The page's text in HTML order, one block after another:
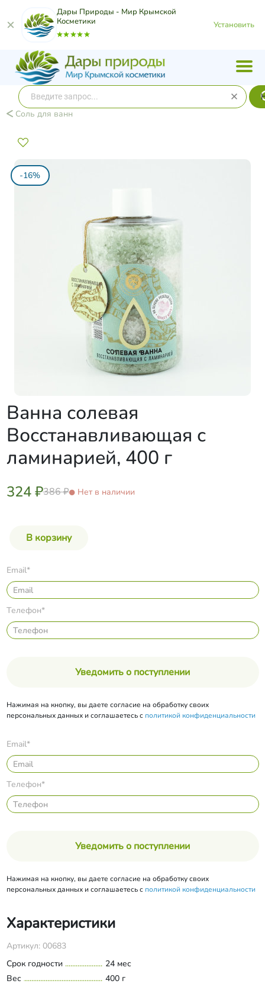
Дары Природы - Мир Крымской
Косметики
Установить
Соль для ванн
-16%
Ванна солевая
Восстанавливающая с
ламинарией, 400 г
324 ₽386 ₽ Нет в наличии
Email*
Телефон*
Уведомить о поступлении
Нажимая на кнопку, вы даете согласие на обработку своих
персональных данных и соглашаетесь с политикой конфиденциальности
Email*
Телефон*
Уведомить о поступлении
Нажимая на кнопку, вы даете согласие на обработку своих
персональных данных и соглашаетесь с политикой конфиденциальности
Характеристики
Артикул: 00683
Срок годности
24 мес
Вес
400 г